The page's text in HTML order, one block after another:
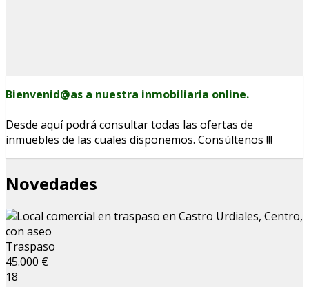
Bienvenid@as a nuestra inmobiliaria online.
Desde aquí podrá consultar todas las ofertas de
inmuebles de las cuales disponemos. Consúltenos !!!
Novedades
Traspaso
45.000 €
18